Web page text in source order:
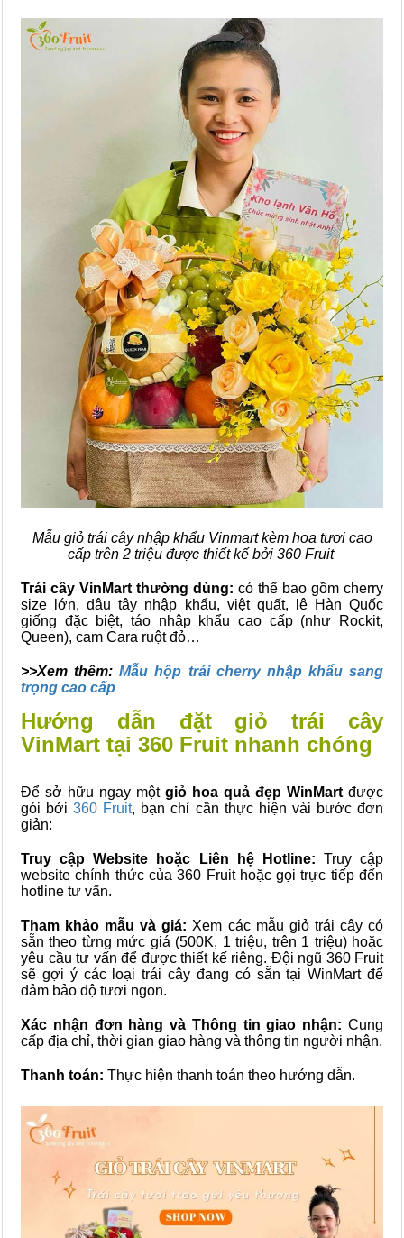
Mẫu giỏ trái cây nhập khẩu Vinmart kèm hoa tươi cao
cấp trên 2 triệu được thiết kế bởi 360 Fruit
Trái cây VinMart thường dùng: có thể bao gồm cherry
size lớn, dâu tây nhập khẩu, việt quất, lê Hàn Quốc
giống đặc biệt, táo nhập khẩu cao cấp (như Rockit,
Queen), cam Cara ruột đỏ…
>>Xem thêm:Mẫu hộp trái cherry nhập khẩu sang
trọng cao cấp
Hướng dẫn đặt giỏ trái cây
VinMart tại 360 Fruit nhanh chóng
Để sở hữu ngay một giỏ hoa quả đẹp WinMart được
gói bởi360 Fruit, bạn chỉ cần thực hiện vài bước đơn
giản:
Truy cập Website hoặc Liên hệ Hotline: Truy cập
website chính thức của 360 Fruit hoặc gọi trực tiếp đến
hotline tư vấn.
Tham khảo mẫu và giá: Xem các mẫu giỏ trái cây có
sẵn theo từng mức giá (500K, 1 triệu, trên 1 triệu) hoặc
yêu cầu tư vấn để được thiết kế riêng. Đội ngũ 360 Fruit
sẽ gợi ý các loại trái cây đang có sẵn tại WinMart để
đảm bảo độ tươi ngon.
Xác nhận đơn hàng và Thông tin giao nhận: Cung
cấp địa chỉ, thời gian giao hàng và thông tin người nhận.
Thanh toán: Thực hiện thanh toán theo hướng dẫn.